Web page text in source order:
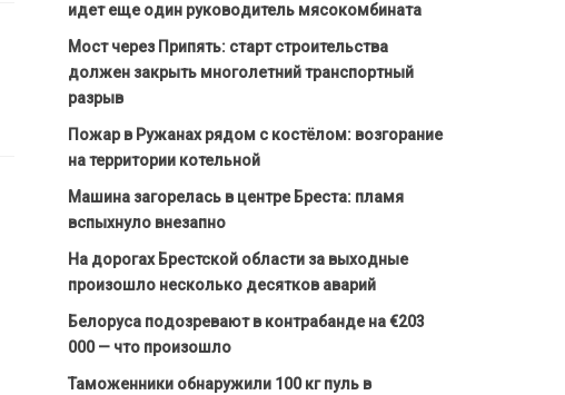
идет еще один руководитель мясокомбината
Мост через Припять: старт строительства
должен закрыть многолетний транспортный
разрыв
Пожар в Ружанах рядом с костёлом: возгорание
на территории котельной
Машина загорелась в центре Бреста: пламя
вспыхнуло внезапно
На дорогах Брестской области за выходные
произошло несколько десятков аварий
Белоруса подозревают в контрабанде на €203
000 — что произошло
Таможенники обнаружили 100 кг пуль в